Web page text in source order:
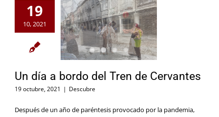
19
10, 2021
Un día a bordo del Tren de Cervantes
19 octubre, 2021 | Descubre
Después de un año de paréntesis provocado por la pandemia,